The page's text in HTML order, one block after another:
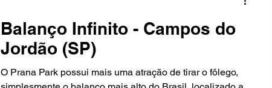
Balanço Infinito - Campos do
Jordão (SP)
O Prana Park possui mais uma atração de tirar o fôlego,